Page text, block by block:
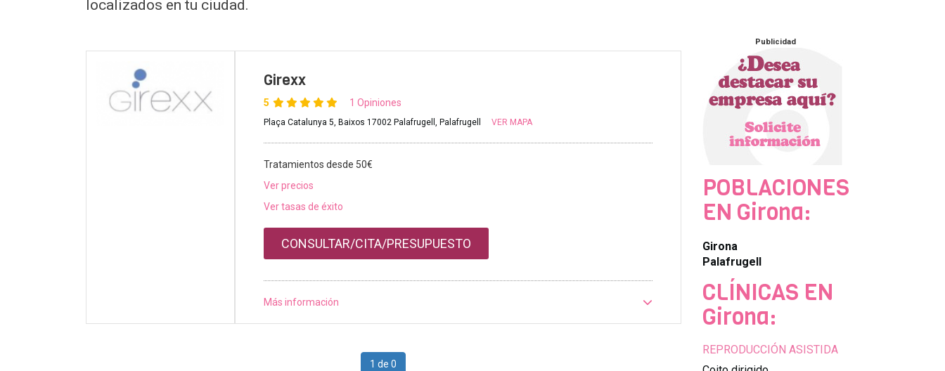
localizados en tu ciudad.
Girexx
5 1 Opiniones
Plaça Catalunya 5, Baixos 17002 Palafrugell, Palafrugell VER MAPA
Tratamientos desde 50€
Ver precios
Ver tasas de éxito
CONSULTAR/CITA/PRESUPUESTO
Más información
1 de 0
Publicidad
POBLACIONES
EN Girona:
Girona
Palafrugell
CLÍNICAS EN
Girona:
REPRODUCCIÓN ASISTIDA